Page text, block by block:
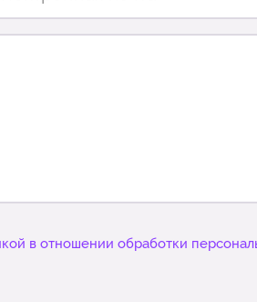
в отношении обработки